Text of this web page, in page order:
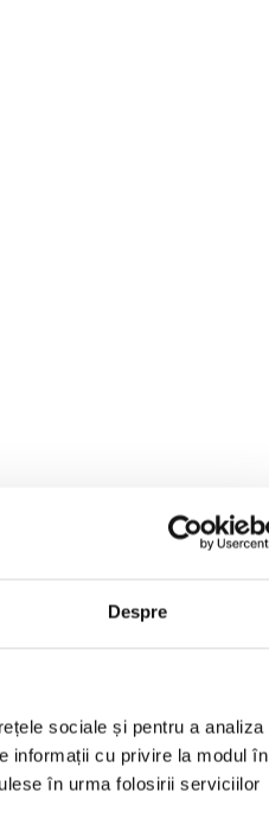
Despre
sociale și pentru a analiza
informații cu privire la modul în
în urma folosirii serviciilor
din granit